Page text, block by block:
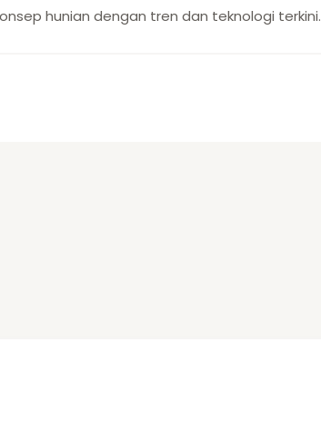
hunian dengan tren dan teknologi terkini.